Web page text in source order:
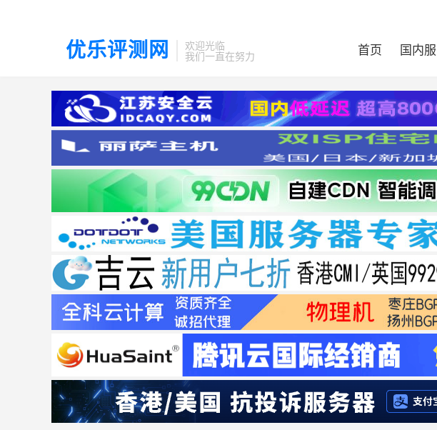
优乐评测网
欢迎光临
我们一直在努力
首页 国内